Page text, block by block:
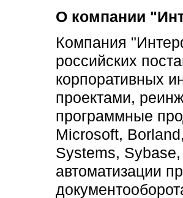
О компании
Компания
российских
корпоративных
проектами,
программные
Microsoft,
Systems,
автоматизации